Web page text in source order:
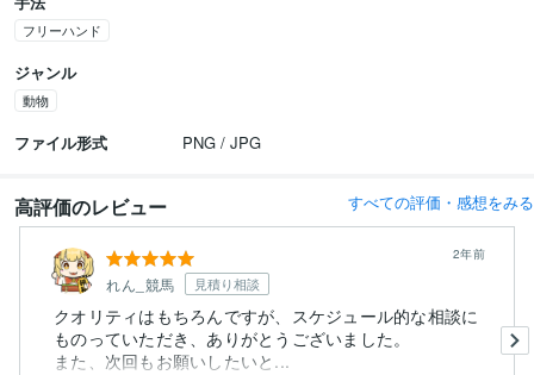
フリーハンド
ジャンル
動物
ファイル形式 PNG / JPG
高評価のレビュー すべての評価・感想をみる
れん_競馬 見積り相談
2年前
クオリティはもちろんですが、スケジュール的な相談に
ものっていただき、ありがとうございました。
また、次回もお願いしたいと...